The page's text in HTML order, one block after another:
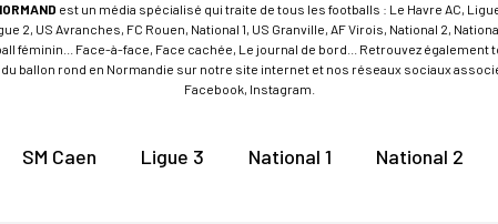
est un média spécialisé qui traite de tous les footballs : Le Havre AC, Ligue
2, US Avranches, FC Rouen, National 1, US Granville, AF Virois, National 2,
féminin... Face-à-face, Face cachée, Le journal de bord... Retrouvez
ballon rond en Normandie sur notre site internet et nos réseaux sociaux
Facebook, Instagram.
SM Caen Ligue 3 National 1 National 2